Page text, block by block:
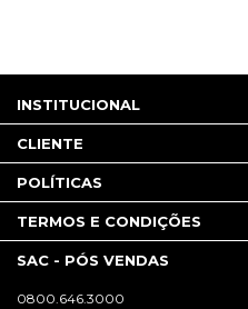
INSTITUCIONAL
CLIENTE
POLÍTICAS
TERMOS E CONDIÇÕES
SAC - PÓS VENDAS
0800.646.3000